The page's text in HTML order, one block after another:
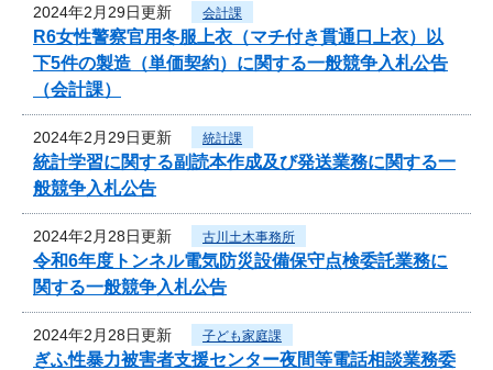
2024年2月29日更新 会計課
R6女性警察官用冬服上衣（マチ付き貫通口上衣）以
下5件の製造（単価契約）に関する一般競争入札公告
（会計課）
2024年2月29日更新 統計課
統計学習に関する副読本作成及び発送業務に関する一
般競争入札公告
2024年2月28日更新 古川土木事務所
令和6年度トンネル電気防災設備保守点検委託業務に
関する一般競争入札公告
2024年2月28日更新 子ども家庭課
ぎふ性暴力被害者支援センター夜間等電話相談業務委